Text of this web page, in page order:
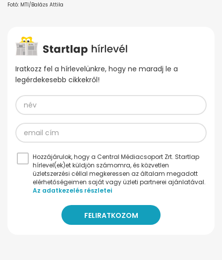
Fotó: MTI/Balázs Attila
Iratkozz fel a hírlevelünkre, hogy ne maradj le a
legérdekesebb cikkekről!
Hozzájárulok, hogy a Central Médiacsoport Zrt. Startlap
hírlevel(ek)et küldjön számomra, és közvetlen
üzletszerzési céllal megkeressen az általam megadott
elérhetőségeimen saját vagy üzleti partnerei ajánlatával.
Az adatkezelés részletei